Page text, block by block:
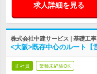
求人詳細を見る
株式会社中建サービス | 基礎工
<大阪>既存中心のルート【
正社員 業種未経験OK